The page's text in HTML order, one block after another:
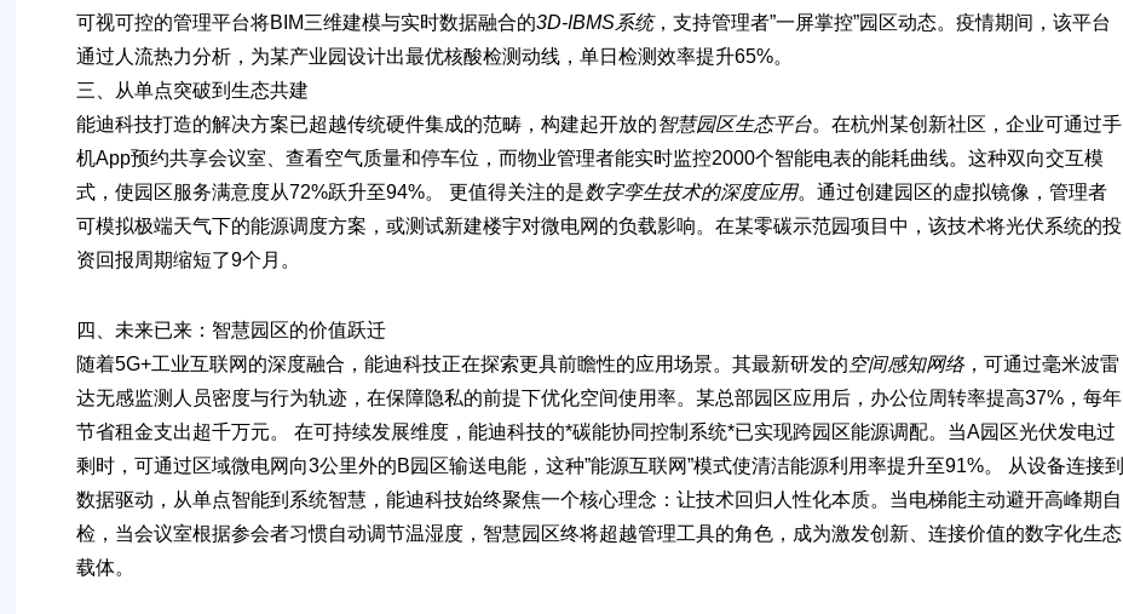
可视可控的管理平台将BIM三维建模与实时数据融合的3D-IBMS系统，支持管理者”一屏掌控”园区动态。疫情期间，该平台
通过人流热力分析，为某产业园设计出最优核酸检测动线，单日检测效率提升65%。
三、 从单点突破到生态共建
能迪科技打造的解决方案已超越传统硬件集成的范畴，构建起开放的智慧园区生态平台。在杭州某创新社区，企业可通过手
机App预约共享会议室、查看空气质量和停车位，而物业管理者能实时监控2000个智能电表的能耗曲线。这种双向交互模
式，使园区服务满意度从72%跃升至94%。 更值得关注的是数字孪生技术的深度应用。通过创建园区的虚拟镜像，管理者
可模拟极端天气下的能源调度方案，或测试新建楼宇对微电网的负载影响。在某零碳示范园项目中，该技术将光伏系统的投
资回报周期缩短了9个月。
四、 未来已来：智慧园区的价值跃迁
随着5G+工业互联网的深度融合，能迪科技正在探索更具前瞻性的应用场景。其最新研发的空间感知网络，可通过毫米波雷
达无感监测人员密度与行为轨迹，在保障隐私的前提下优化空间使用率。某总部园区应用后，办公位周转率提高37%，每年
节省租金支出超千万元。 在可持续发展维度，能迪科技的*碳能协同控制系统*已实现跨园区能源调配。当A园区光伏发电过
剩时，可通过区域微电网向3公里外的B园区输送电能，这种”能源互联网”模式使清洁能源利用率提升至91%。 从设备连接到
数据驱动，从单点智能到系统智慧，能迪科技始终聚焦一个核心理念：让技术回归人性化本质。当电梯能主动避开高峰期自
检，当会议室根据参会者习惯自动调节温湿度，智慧园区终将超越管理工具的角色，成为激发创新、连接价值的数字化生态
载体。